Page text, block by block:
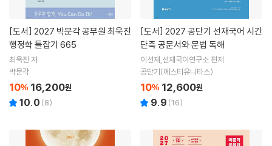
[도서]
행정학 틀잡기 665
최욱진 저
박문각
10% 16,200원
10.0 (8)
[도서]
단축 공문서와 문법 독해
이선재,선재국어연구소 편저
공단기(에스티유니타스)
10% 12,600원
9.9 (16)